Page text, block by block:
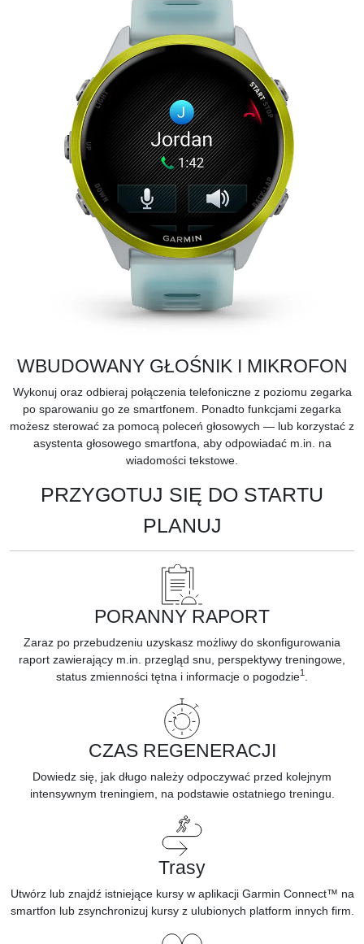
WBUDOWANY GŁOŚNIK I MIKROFON
Wykonuj oraz odbieraj połączenia telefoniczne z poziomu zegarka
po sparowaniu go ze smartfonem. Ponadto funkcjami zegarka
możesz sterować za pomocą poleceń głosowych — lub korzystać z
asystenta głosowego smartfona, aby odpowiadać m.in. na
wiadomości tekstowe.
PRZYGOTUJ SIĘ DO STARTU
PLANUJ
PORANNY RAPORT
Zaraz po przebudzeniu uzyskasz możliwy do skonfigurowania
raport zawierający m.in. przegląd snu, perspektywy treningowe,
status zmienności tętna i informacje o pogodzie1
CZAS REGENERACJI
Dowiedz się, jak długo należy odpoczywać przed kolejnym
intensywnym treningiem, na podstawie ostatniego treningu.
Trasy
Utwórz lub znajdź istniejące kursy w aplikacji Garmin Connect™ na
smartfon lub zsynchronizuj kursy z ulubionych platform innych firm.